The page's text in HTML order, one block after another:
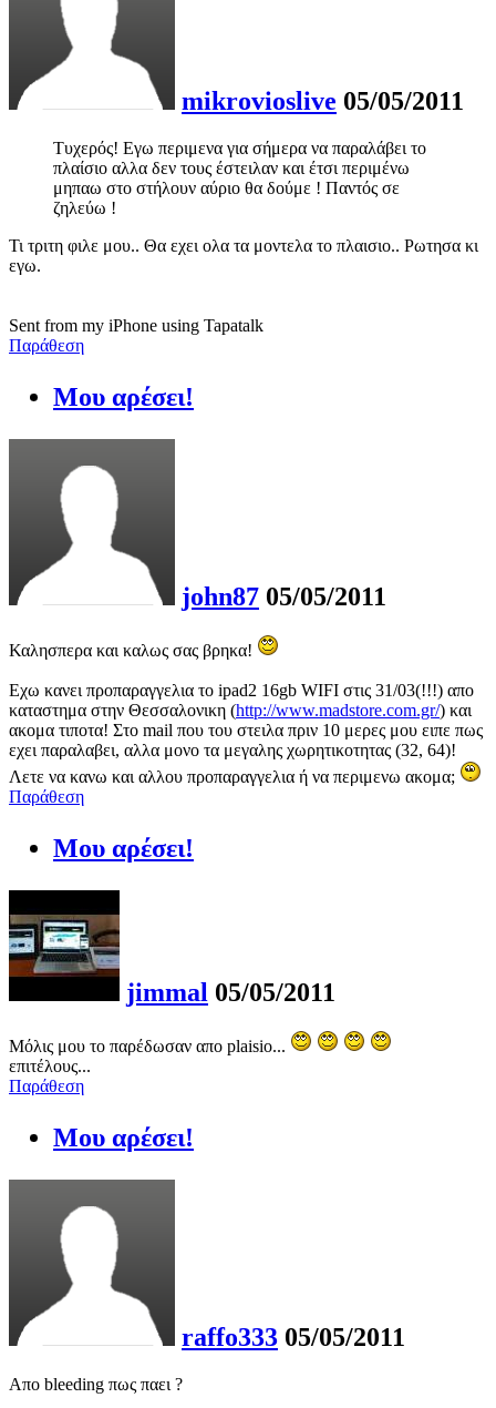
mikrovioslive 05/05/2011
Τυχερός! Εγω περιμενα για σήμερα να παραλάβει το
πλαίσιο αλλα δεν τους έστειλαν και έτσι περιμένω
μηπαω στο στήλουν αύριο θα δούμε ! Παντός σε
ζηλεύω !
Τι τριτη φιλε μου.. Θα εχει ολα τα μοντελα το πλαισιο.. Ρωτησα κι
εγω.
Sent from my iPhone using Tapatalk
Παράθεση
Μου αρέσει!
john87 05/05/2011
Καλησπερα και καλως σας βρηκα!
Εχω κανει προπαραγγελια το ipad2 16gb WIFI στις 31/03(!!!) απο
καταστημα στην Θεσσαλονικη (http://www.madstore.com.gr/) και
ακομα τιποτα! Στο mail που του στειλα πριν 10 μερες μου ειπε πως
εχει παραλαβει, αλλα μονο τα μεγαλης χωρητικοτητας (32, 64)!
Λετε να κανω και αλλου προπαραγγελια ή να περιμενω ακομα;
Παράθεση
Μου αρέσει!
jimmal 05/05/2011
Μόλις μου το παρέδωσαν απο plaisio...
επιτέλους...
Παράθεση
Μου αρέσει!
raffo333 05/05/2011
Απο bleeding πως παει ?